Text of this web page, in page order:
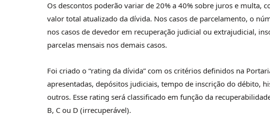
Os descontos poderão variar de 20% a 40% sobre juros e multa,
valor total atualizado da dívida. Nos casos de parcelamento, o
nos casos de devedor em recuperação judicial ou extrajudicial,
parcelas mensais nos demais casos.
Foi criado o “rating da dívida” com os critérios definidos na
apresentadas, depósitos judiciais, tempo de inscrição do débito,
outros. Esse rating será classificado em função da
B, C ou D (irrecuperável).